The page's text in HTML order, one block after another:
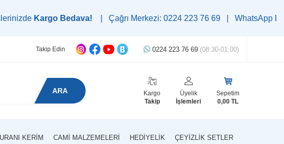
Bedava!| Çağrı Merkezi: 0224 223 76 69 | WhatsApp Destek Hattı:
Takip Edin 0224 223 76 69 (08:30-01:00)
ARA
Kargo
Takip
Üyelik
İşlemleri
Sepetim
0,00 TL
KERIM CAMI MALZEMELERI HEDIYELIK ÇEYIZLIK SETLER